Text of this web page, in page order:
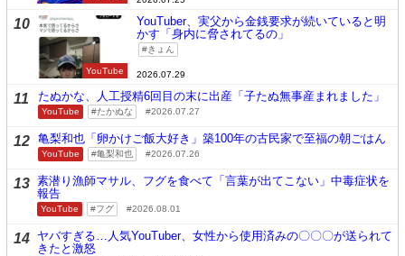
10
YouTube
YouTuber、実父から金銭要求が続いていると明
かす「身内に脅されてるの」
きょん
2026.07.29
11 たぬかな、人工授精6回目の末に出産「子たぬ無事産まれました」
YouTube たかぬな 2026.07.27
12 亀梨和也「卵かけご飯大好き」築100年の古民家で至福の朝ごはん
YouTube 亀梨和也 2026.07.26
13 素潜り漁師マサル、フグを食べて「言葉が出てこない」中毒症状を
報告
YouTube フグ 2026.08.01
14 ヤバすぎる…人気YouTuber、女性から使用済みの〇〇〇が送られて
きたと激怒